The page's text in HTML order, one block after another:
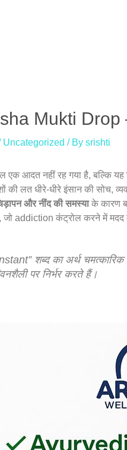
Mukti Drop
Uncategorized / By srishti
आदत नहीं रह गया है, बल्कि यह
की लत धीरे-धीरे इंसान की सोच,
और नींद की समस्याके कारण
जो addiction कंट्रोल करने में
शब्द का अर्थ
पर निर्भर करते हैं।